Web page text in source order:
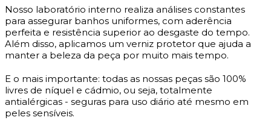
Nosso laboratório interno realiza análises constantes
para assegurar banhos uniformes, com aderência
perfeita e resistência superior ao desgaste do tempo.
Além disso, aplicamos um verniz protetor que ajuda a
manter a beleza da peça por muito mais tempo.
E o mais importante: todas as nossas peças são 100%
livres de níquel e cádmio, ou seja, totalmente
antialérgicas - seguras para uso diário até mesmo em
peles sensíveis.